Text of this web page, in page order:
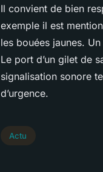
Il convient de bien
exemple il est
les bouées jaunes.
Le port d’un gilet de
signalisation sonore
d’urgence.
Actu